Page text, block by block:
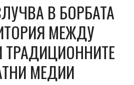
В БОРБАТА
МЕЖДУ
ТРАДИЦИОННИТЕ
МЕДИИ